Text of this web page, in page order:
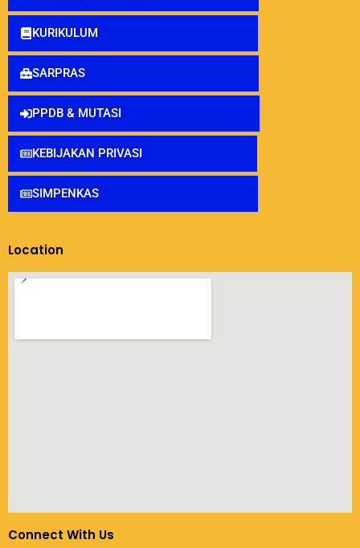
KURIKULUM
SARPRAS
PPDB & MUTASI
KEBIJAKAN PRIVASI
SIMPENKAS
Location
Connect With Us